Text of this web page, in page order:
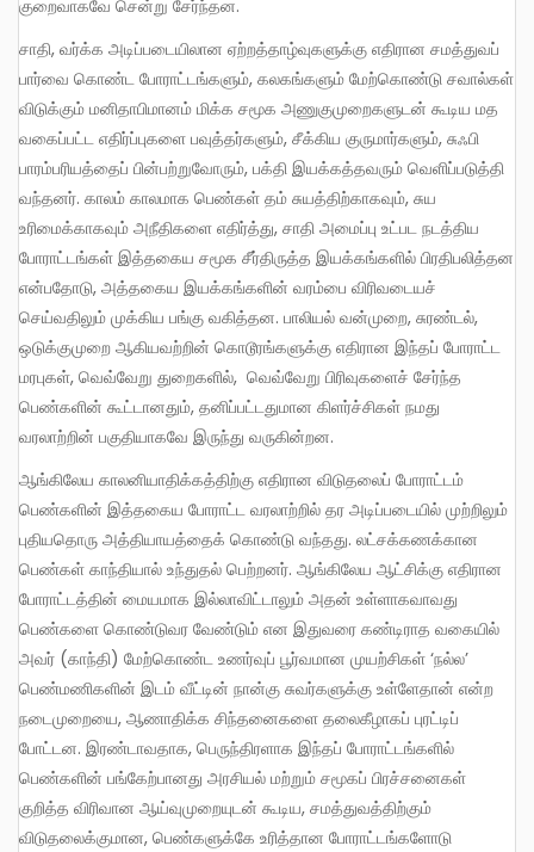
குறைவாகவே சென்று சேர்ந்தன.
சாதி, வர்க்க அடிப்படையிலான ஏற்றத்தாழ்வுகளுக்கு எதிரான சமத்துவப்
பார்வை கொண்ட போராட்டங்களும், கலகங்களும் மேற்கொண்டு சவால்கள்
விடுக்கும் மனிதாபிமானம் மிக்க சமூக அணுகுமுறைகளுடன் கூடிய மத
வகைப்பட்ட எதிர்ப்புகளை பவுத்தர்களும், சீக்கிய குருமார்களும், சுஃபி
பாரம்பரியத்தைப் பின்பற்றுவோரும், பக்தி இயக்கத்தவரும் வெளிப்படுத்தி
வந்தனர். காலம் காலமாக பெண்கள் தம் சுயத்திற்காகவும், சுய
உரிமைக்காகவும் அநீதிகளை எதிர்த்து, சாதி அமைப்பு உட்பட நடத்திய
போராட்டங்கள் இத்தகைய சமூக சீர்திருத்த இயக்கங்களில் பிரதிபலித்தன
என்பதோடு, அத்தகைய இயக்கங்களின் வரம்பை விரிவடையச்
செய்வதிலும் முக்கிய பங்கு வகித்தன. பாலியல் வன்முறை, சுரண்டல்,
ஒடுக்குமுறை ஆகியவற்றின் கொடூரங்களுக்கு எதிரான இந்தப் போராட்ட
மரபுகள், வெவ்வேறு துறைகளில், வெவ்வேறு பிரிவுகளைச் சேர்ந்த
பெண்களின் கூட்டானதும், தனிப்பட்டதுமான கிளர்ச்சிகள் நமது
வரலாற்றின் பகுதியாகவே இருந்து வருகின்றன.
ஆங்கிலேய காலனியாதிக்கத்திற்கு எதிரான விடுதலைப் போராட்டம்
பெண்களின் இத்தகைய போராட்ட வரலாற்றில் தர அடிப்படையில் முற்றிலும்
புதியதொரு அத்தியாயத்தைக் கொண்டு வந்தது. லட்சக்கணக்கான
பெண்கள் காந்தியால் உந்துதல் பெற்றனர். ஆங்கிலேய ஆட்சிக்கு எதிரான
போராட்டத்தின் மையமாக இல்லாவிட்டாலும் அதன் உள்ளாகவாவது
பெண்களை கொண்டுவர வேண்டும் என இதுவரை கண்டிராத வகையில்
அவர் (காந்தி) மேற்கொண்ட உணர்வுப் பூர்வமான முயற்சிகள் ‘நல்ல’
பெண்மணிகளின் இடம் வீட்டின் நான்கு சுவர்களுக்கு உள்ளேதான் என்ற
நடைமுறையை, ஆணாதிக்க சிந்தனைகளை தலைகீழாகப் புரட்டிப்
போட்டன. இரண்டாவதாக, பெருந்திரளாக இந்தப் போராட்டங்களில்
பெண்களின் பங்கேற்பானது அரசியல் மற்றும் சமூகப் பிரச்சனைகள்
குறித்த விரிவான ஆய்வுமுறையுடன் கூடிய, சமத்துவத்திற்கும்
விடுதலைக்குமான, பெண்களுக்கே உரித்தான போராட்டங்களோடு